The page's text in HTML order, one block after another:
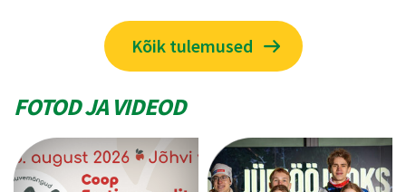
Kõik tulemused
FOTOD JA VIDEOD